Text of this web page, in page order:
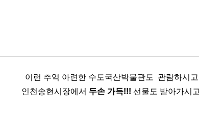
이런 추억 아련한 수도국산박물관도 관람하시고
인천송현시장에서 두손 가득!!! 선물도 받아가시고